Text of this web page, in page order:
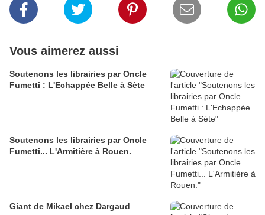
Vous aimerez aussi
Soutenons les librairies par Oncle
Fumetti : L'Echappée Belle à Sète
Soutenons les librairies par Oncle
Fumetti... L'Armitière à Rouen.
Giant de Mikael chez Dargaud